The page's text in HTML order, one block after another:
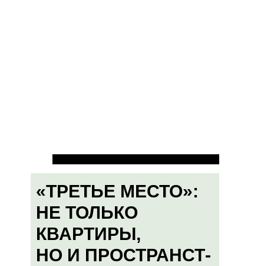
«ТРЕТЬЕ МЕСТО»:
НЕ ТОЛЬКО
КВАРТИРЫ,
НО И ПРОСТРАНСТ-